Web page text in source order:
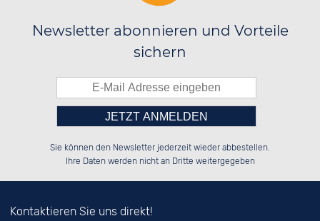
Newsletter abonnieren und Vorteile
sichern
██░░░░░░░░░░██░░██░░██░░░░░░██░░
██████░░░░████░░██████░░░░████░░
██░░██░░██░░░░░░██░░██░░░░░░██░░
Bitte tragen Sie die Zahl in
das nebenstehende Feld ein.
Sie können den Newsletter jederzeit wieder abbestellen.
Ihre Daten werden nicht an Dritte weitergegeben
Kontaktieren Sie uns direkt!